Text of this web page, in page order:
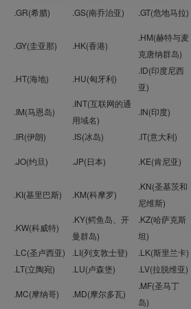
.GR(希腊) .GS(南乔治亚) .GT(危地马拉)
.GY(圭亚那) .HK(香港)
.HM(赫特与麦
克唐纳群岛)
.HT(海地) .HU(匈牙利)
.ID(印度尼西
亚)
.IM(马恩岛)
.INT(互联网的通
用域名)
.IN(印度)
.IR(伊朗) .IS(冰岛) .IT(意大利)
.JO(约旦) .JP(日本) .KE(肯尼亚)
.KI(基里巴斯) .KM(科摩罗)
.KN(圣基茨和
尼维斯)
.KW(科威特)
.KY(鳄鱼岛、开
曼群岛)
.KZ(哈萨克斯
坦)
.LC(圣卢西亚) .LI(列支敦士登) .LK(斯里兰卡)
.LT(立陶宛)
.LU(卢森堡) .LV(拉脱维亚)
.MC(摩纳哥) .MD(摩尔多瓦)
.MF(圣马丁
岛)